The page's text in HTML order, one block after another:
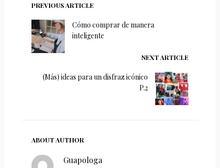
PREVIOUS ARTICLE
Cómo comprar de manera
inteligente
NEXT ARTICLE
(Más) ideas para un disfraz icónico
P.2
ABOUT AUTHOR
Guapologa